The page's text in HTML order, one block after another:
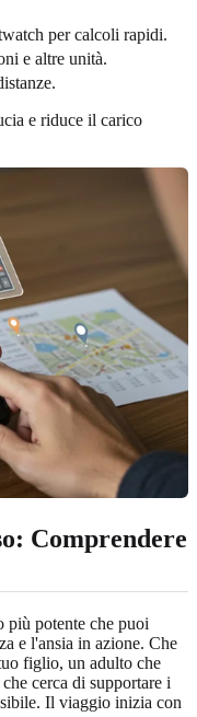
per calcoli rapidi.
e altre unità.
e riduce il carico
Comprendere
più potente che puoi
e l'ansia in azione. Che
figlio, un adulto che
cerca di supportare i
Il viaggio inizia con